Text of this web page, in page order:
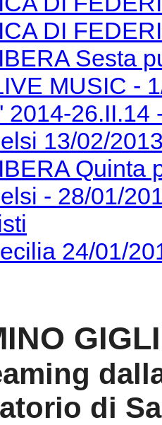
DI
Sesta
MUSIC -
2014-
13/02/
Quinta
- 28/01/
24/01/
GIGLI
di